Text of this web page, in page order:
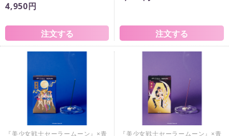
4,950円
『美少女戦士セーラームーン』×青
『美少女戦士セーラームーン』×青